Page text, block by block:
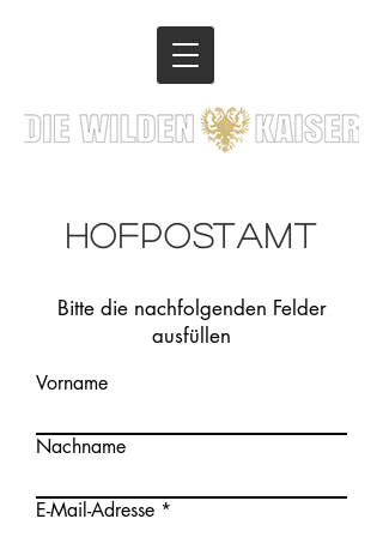
HOFPOSTAMT
Bitte die nachfolgenden Felder
ausfüllen
Vorname
Nachname
E-Mail-Adresse